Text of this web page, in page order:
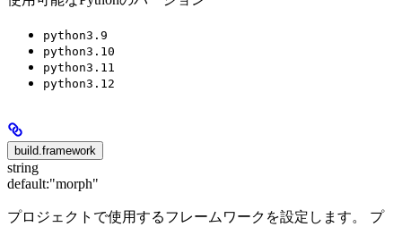
python3.9
python3.10
python3.11
python3.12
build.framework
string
default:"morph"
プロジェクトで使用するフレームワークを設定します。 プ